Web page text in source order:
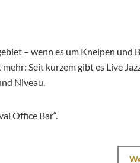
– wenn es um Kneipen und
Seit kurzem gibt es Live
Niveau.
Office Bar“.